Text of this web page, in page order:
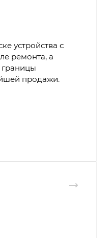
устройства с
ремонта, а
границы
продажи.